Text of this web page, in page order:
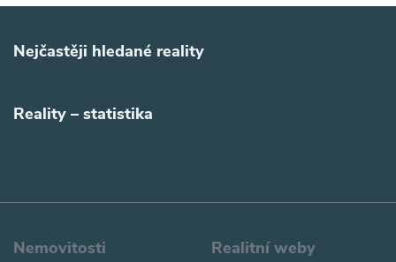
Nejčastěji hledané reality
Reality – statistika
Nemovitosti Realitní weby